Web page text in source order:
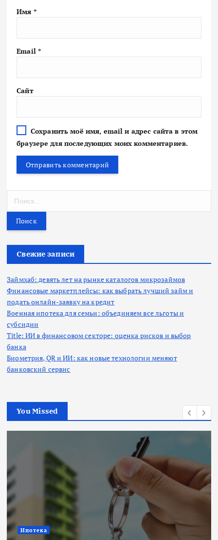
Имя *
Email *
Сайт
Сохранить моё имя, email и адрес сайта в этом
браузере для последующих моих комментариев.
т
Свежие записи
Займхаб: девять лет на рынке каталогов микрозаймов
Финансовые маркетплейсы: как выбрать лучший займ и
подать онлайн-заявку на кредит
Военная ипотека для семьи: объединяем все льготы и
субсидии
Title: ИИ в финансовом секторе: оценка рисков и выбор
банка
Биометрия, QR и ИИ: как новые технологии меняют
банковский сервис
You Missed
Ипотека